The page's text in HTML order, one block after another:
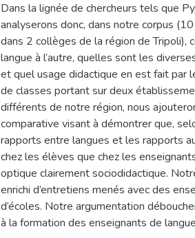
Dans la lignée de chercheurs tels que
analyserons donc, dans notre corpus
dans 2 collèges de la région de Tripoli),
langue à l’autre, quelles sont les
et quel usage didactique en est fait par
de classes portant sur deux
différents de notre région, nous
comparative visant à démontrer que,
rapports entre langues et les rapports
chez les élèves que chez les
optique clairement sociodidactique.
enrichi d’entretiens menés avec des
d’écoles. Notre argumentation
à la formation des enseignants de